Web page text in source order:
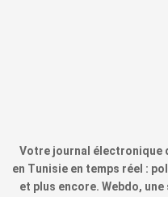
Votre journal électronique
en Tunisie en temps réel :
et plus encore. Webdo,